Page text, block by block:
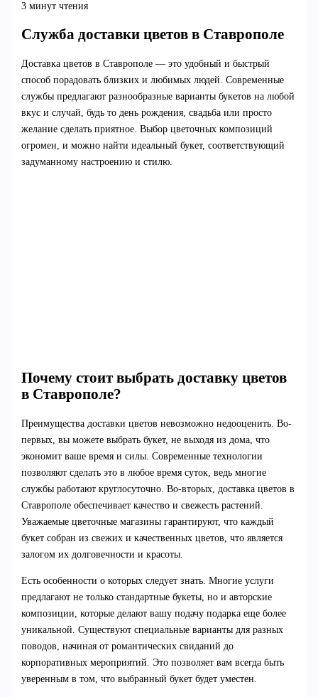
3 минут чтения
Служба доставки цветов в Ставрополе
Доставка цветов в Ставрополе — это удобный и быстрый
способ порадовать близких и любимых людей. Современные
службы предлагают разнообразные варианты букетов на любой
вкус и случай, будь то день рождения, свадьба или просто
желание сделать приятное. Выбор цветочных композиций
огромен, и можно найти идеальный букет, соответствующий
задуманному настроению и стилю.
Почему стоит выбрать доставку цветов
в Ставрополе?
Преимущества доставки цветов невозможно недооценить. Во-
первых, вы можете выбрать букет, не выходя из дома, что
экономит ваше время и силы. Современные технологии
позволяют сделать это в любое время суток, ведь многие
службы работают круглосуточно. Во-вторых, доставка цветов в
Ставрополе обеспечивает качество и свежесть растений.
Уважаемые цветочные магазины гарантируют, что каждый
букет собран из свежих и качественных цветов, что является
залогом их долговечности и красоты.
Есть особенности о которых следует знать. Многие услуги
предлагают не только стандартные букеты, но и авторские
композиции, которые делают вашу подачу подарка еще более
уникальной. Существуют специальные варианты для разных
поводов, начиная от романтических свиданий до
корпоративных мероприятий. Это позволяет вам всегда быть
уверенным в том, что выбранный букет будет уместен.